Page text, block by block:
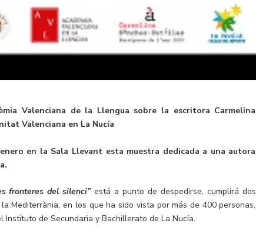
Valenciana de la Llengua sobre la escritora Carmelina
Valenciana en La Nucía
en la Sala Llevant esta muestra dedicada a una autora
fronteres del silenci” está a punto de despedirse, cumplirá dos
Mediterrània, en los que ha sido vista por más de 400 personas,
de Secundaria y Bachillerato de La Nucía.